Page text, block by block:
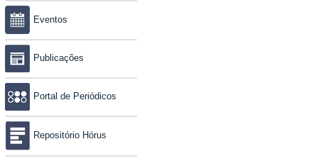
Eventos
Publicações
Portal de Periódicos
Repositório Hórus